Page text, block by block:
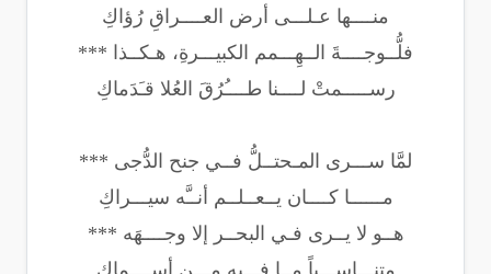
منــــها عـلـــى أرض العــــراقِ رُؤاكِ
فلُّــوجــــةَ الــهِـــمم الكبيـــرةِ، هـكــذا ***
رســـــمتْ لــــنا طــــُرُقَ العُلا قـَدَماكِ
لمَّا ســـرى المـحتــلُّ فــي جنح الدُّجى ***
مــــــا كــــان يــعــلــم أنــَّه سيـــراكِ
هــو لا يــرى فـي البحــر إلا وجــــهَه ***